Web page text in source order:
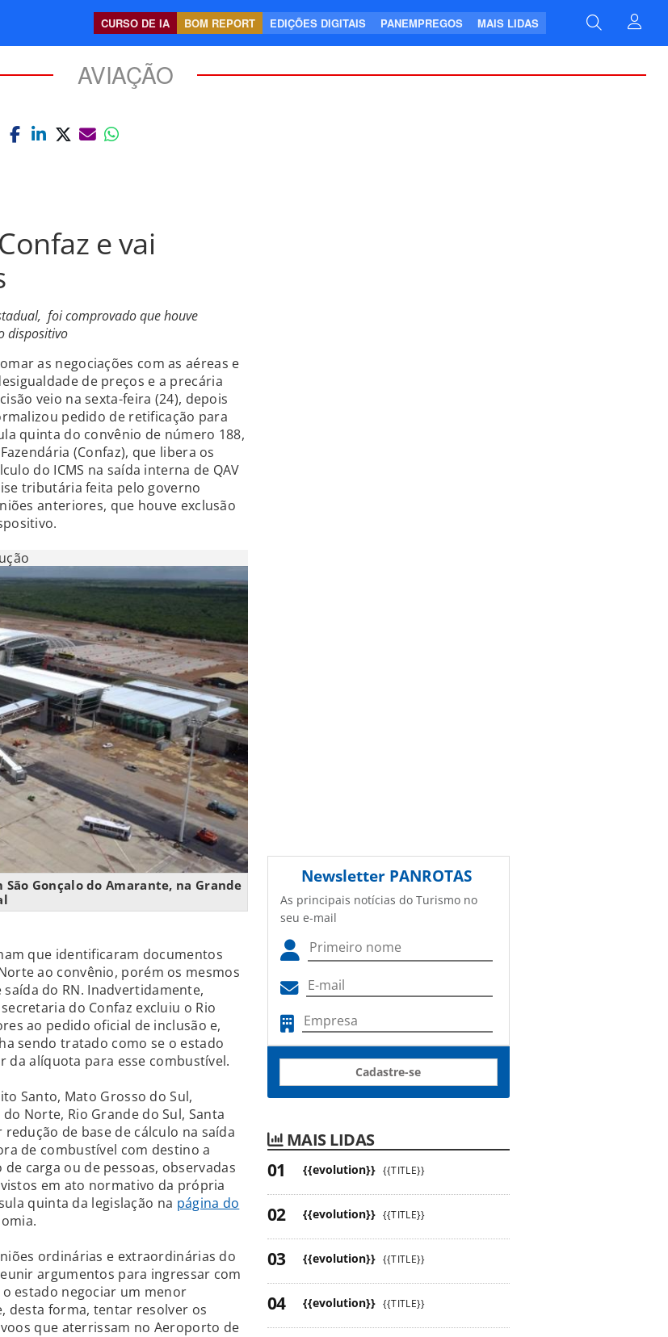
CURSO DE IA BOM REPORT EDIÇÕES DIGITAIS PANEMPREGOS MAIS LIDAS
AVIAÇÃO
e vai
foi comprovado que houve
dispositivo
as negociações com as aéreas e
de preços e a precária
veio na sexta-feira (24), depois
pedido de retificação para
quinta do convênio de número 188,
(Confaz), que libera os
do ICMS na saída interna de QAV
tributária feita pelo governo
anteriores, que houve exclusão
Gonçalo do Amarante, na Grande
que identificaram documentos
ao convênio, porém os mesmos
do RN. Inadvertidamente,
do Confaz excluiu o Rio
ao pedido oficial de inclusão e,
sendo tratado como se o estado
da alíquota para esse combustível.
Santo, Mato Grosso do Sul,
Norte, Rio Grande do Sul, Santa
de base de cálculo na saída
de combustível com destino a
carga ou de pessoas, observadas
em ato normativo da própria
quinta da legislação na página do
ordinárias e extraordinárias do
argumentos para ingressar com
estado negociar um menor
desta forma, tentar resolver os
que aterrissam no Aeroporto de
Newsletter PANROTAS
As principais notícias do Turismo no
seu e-mail
Cadastre-se
MAIS LIDAS
{{evolution}} {{TITLE}}
{{evolution}} {{TITLE}}
{{evolution}} {{TITLE}}
{{evolution}} {{TITLE}}